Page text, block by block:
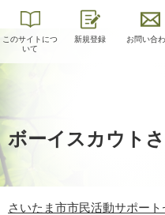
このサイトにつ
いて
新規登録 お問い合
ボーイスカウト
さいたま市市民活動サポー